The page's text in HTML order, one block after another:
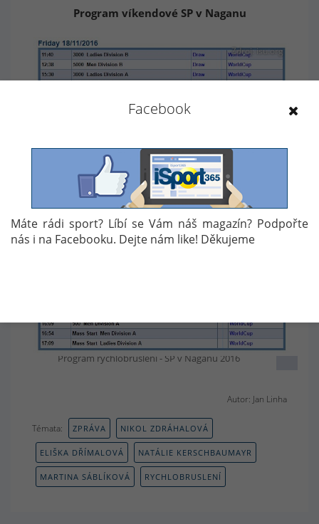
Program víkendové SP v Naganu
Program rychlobruslení - SP v Naganu 2016
Zdroj: isu.org
Program rychlobruslení - SP v Naganu 2016
Zdroj: isu.org
Autor: Jan Linha
Témata: ZPRÁVA NIKOL ZDRÁHALOVÁ
ELIŠKA DŘÍMALOVÁ NATÁLIE KERSCHBAUMAYR
MARTINA SÁBLÍKOVÁ RYCHLOBRUSLENÍ
Facebook
Máte rádi sport? Líbí se Vám náš magazín? Podpořte
nás i na Facebooku. Dejte nám like! Děkujeme